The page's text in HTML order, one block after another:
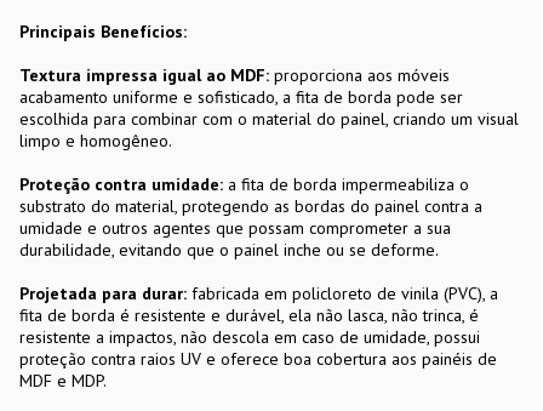
Principais Benefícios:
Textura impressa igual ao MDF: proporciona aos móveis
acabamento uniforme e sofisticado, a fita de borda pode ser
escolhida para combinar com o material do painel, criando um visual
limpo e homogêneo.
Proteção contra umidade: a fita de borda impermeabiliza o
substrato do material, protegendo as bordas do painel contra a
umidade e outros agentes que possam comprometer a sua
durabilidade, evitando que o painel inche ou se deforme.
Projetada para durar: fabricada em policloreto de vinila (PVC), a
fita de borda é resistente e durável, ela não lasca, não trinca, é
resistente a impactos, não descola em caso de umidade, possui
proteção contra raios UV e oferece boa cobertura aos painéis de
MDF e MDP.